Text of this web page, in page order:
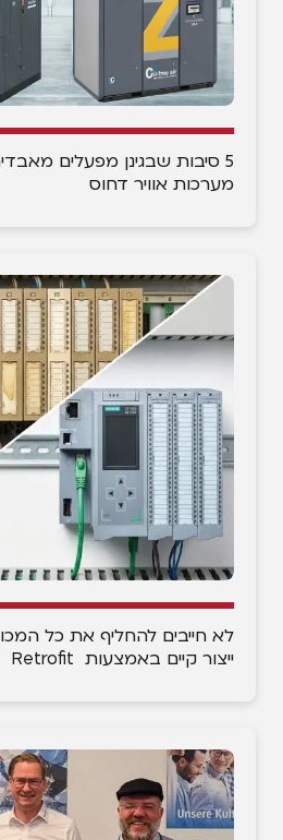
5 סיבות שבגינן מפעלים
מערכות אוויר דחוס
לא חייבים להחליף את כל
ייצור קיים באמצעות Retrofit